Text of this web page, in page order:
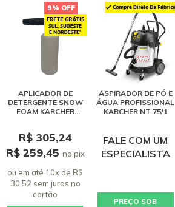
9% OFF
APLICADOR DE
DETERGENTE SNOW
FOAM KARCHER
R$ 305,24
R$ 259,45 no pix
ou em até 10x de R$
30,52 sem juros no
cartão
ASPIRADOR DE PÓ E
ÁGUA PROFISSIONAL
KARCHER NT 75/1
FALE COM UM
ESPECIALISTA
PREÇO SOB